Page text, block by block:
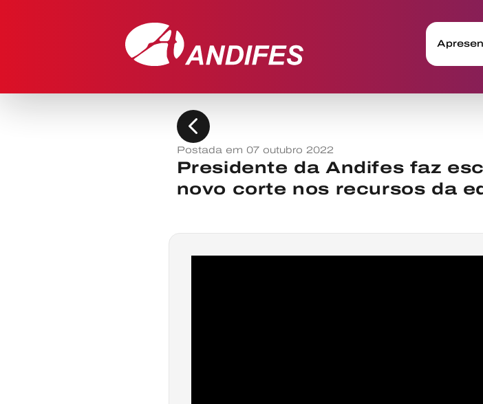
chevron_left
Postada em 07 outubro 2022
Presidente da Andifes faz
novo corte nos recursos da